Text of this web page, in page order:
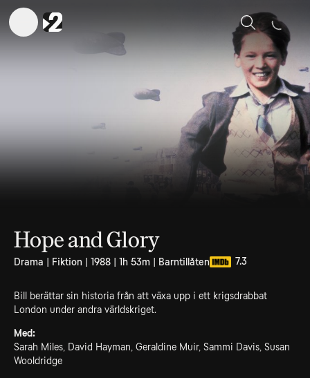
Sök
Hope and Glory
Drama | Fiktion | 1988 | 1h 53m | Barntillåten 7.3
Bill berättar sin historia från att växa upp i ett krigsdrabbat
London under andra världskriget.
Med:
Sarah Miles, David Hayman, Geraldine Muir, Sammi Davis, Susan
Wooldridge